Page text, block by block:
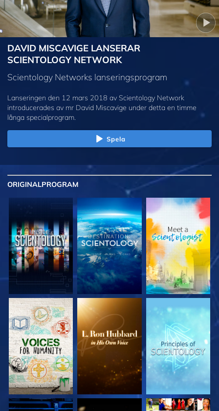
DAVID MISCAVIGE LANSERAR
SCIENTOLOGY NETWORK
Scientology Networks lanseringsprogram
Lanseringen den 12 mars 2018 av Scientology Network
introducerades av mr David Miscavige under detta en timme
långa specialprogram.
Spela
ORIGINALPROGRAM
UTFORSKA
SERIEN
UTFORSKA
SERIEN
UTFORSKA
SERIEN